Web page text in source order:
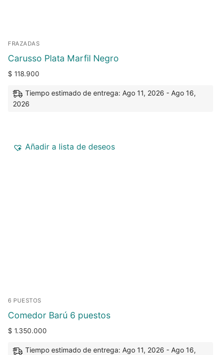
FRAZADAS
Carusso Plata Marfil Negro
$ 118.900
Tiempo estimado de entrega: Ago 11, 2026 - Ago 16,
2026
Añadir a lista de deseos
6 PUESTOS
Comedor Barú 6 puestos
$ 1.350.000
Tiempo estimado de entrega: Ago 11, 2026 - Ago 16,